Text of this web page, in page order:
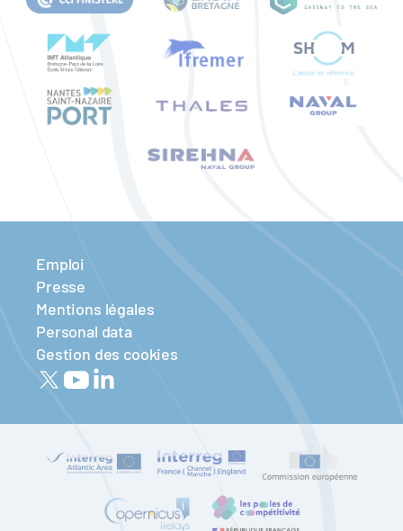
Emploi
Presse
Mentions légales
Personal data
Gestion des cookies